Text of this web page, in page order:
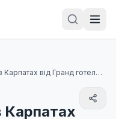
від Гранд готелю
Карпатах